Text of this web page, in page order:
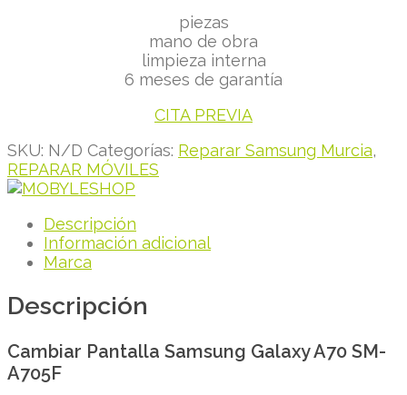
piezas
mano de obra
limpieza interna
6 meses de garantía
CITA PREVIA
SKU: N/D Categorías: Reparar Samsung Murcia,
REPARAR MÓVILES
Descripción
Información adicional
Marca
Descripción
Cambiar Pantalla Samsung Galaxy A70 SM-
A705F